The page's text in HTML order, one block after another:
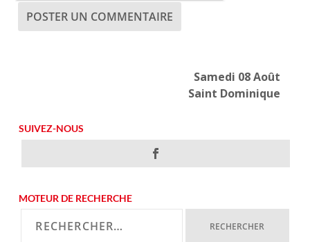
Samedi 08 Août
Saint Dominique
SUIVEZ-NOUS
MOTEUR DE RECHERCHE